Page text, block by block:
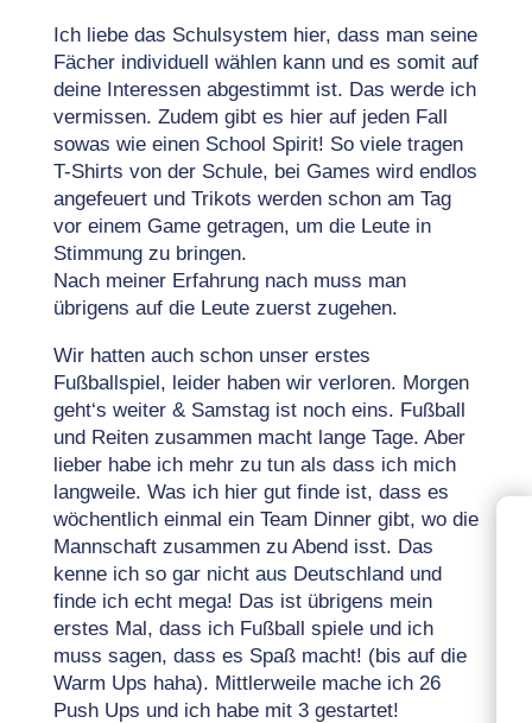
Ich liebe das Schulsystem hier, dass man seine
Fächer individuell wählen kann und es somit auf
deine Interessen abgestimmt ist. Das werde ich
vermissen. Zudem gibt es hier auf jeden Fall
sowas wie einen School Spirit! So viele tragen
T-Shirts von der Schule, bei Games wird endlos
angefeuert und Trikots werden schon am Tag
vor einem Game getragen, um die Leute in
Stimmung zu bringen.
Nach meiner Erfahrung nach muss man
übrigens auf die Leute zuerst zugehen.
Wir hatten auch schon unser erstes
Fußballspiel, leider haben wir verloren. Morgen
geht‘s weiter & Samstag ist noch eins. Fußball
und Reiten zusammen macht lange Tage. Aber
lieber habe ich mehr zu tun als dass ich mich
langweile. Was ich hier gut finde ist, dass es
wöchentlich einmal ein Team Dinner gibt, wo die
Mannschaft zusammen zu Abend isst. Das
kenne ich so gar nicht aus Deutschland und
finde ich echt mega! Das ist übrigens mein
erstes Mal, dass ich Fußball spiele und ich
muss sagen, dass es Spaß macht! (bis auf die
Warm Ups haha). Mittlerweile mache ich 26
Push Ups und ich habe mit 3 gestartet!